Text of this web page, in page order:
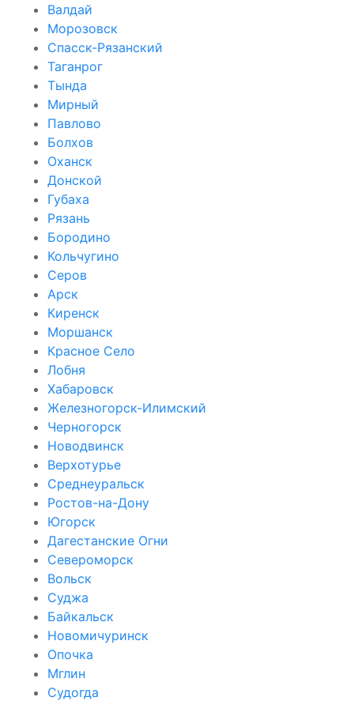
Валдай
Морозовск
Спасск-Рязанский
Таганрог
Тында
Мирный
Павлово
Болхов
Оханск
Донской
Губаха
Рязань
Бородино
Кольчугино
Серов
Арск
Киренск
Моршанск
Красное Село
Лобня
Хабаровск
Железногорск-Илимский
Черногорск
Новодвинск
Верхотурье
Среднеуральск
Ростов-на-Дону
Югорск
Дагестанские Огни
Североморск
Вольск
Суджа
Байкальск
Новомичуринск
Опочка
Мглин
Судогда